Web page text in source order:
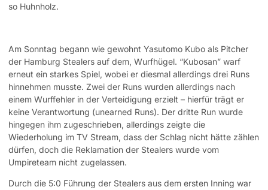
so Huhnholz.
Am Sonntag begann wie gewohnt Yasutomo Kubo als Pitcher
der Hamburg Stealers auf dem, Wurfhügel. “Kubosan” warf
erneut ein starkes Spiel, wobei er diesmal allerdings drei Runs
hinnehmen musste. Zwei der Runs wurden allerdings nach
einem Wurffehler in der Verteidigung erzielt – hierfür trägt er
keine Verantwortung (unearned Runs). Der dritte Run wurde
hingegen ihm zugeschrieben, allerdings zeigte die
Wiederholung im TV Stream, dass der Schlag nicht hätte zählen
dürfen, doch die Reklamation der Stealers wurde vom
Umpireteam nicht zugelassen.
Durch die 5:0 Führung der Stealers aus dem ersten Inning war